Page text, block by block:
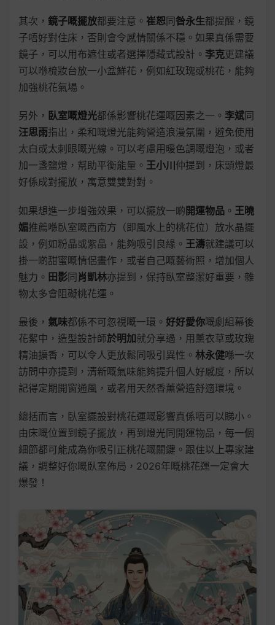
其次， 鏡子嘅擺放都要注意。 崔恕同昝永生都提醒，鏡
子唔好對住床，否則會令感情關係不穩。如果真係需要
鏡子，可以用布遮住或者選擇隱藏式設計。 李克更建議
可以喺梳妝台放一小盆鮮花，例如紅玫瑰或桃花，能夠
加強桃花氣場。
另外， 臥室嘅燈光都係影響桃花運嘅因素之一。 李斌同
汪思雨指出，柔和嘅燈光能夠營造浪漫氛圍，避免使用
太白或太刺眼嘅光線。可以考慮用暖色調嘅燈泡，或者
加一盞鹽燈，幫助平衡能量。 王小川 仲提到，床頭燈最
好係成對擺放，寓意雙雙對對。
如果想進一步增強效果，可以擺放一啲 開運物品 。 王曉
媚推薦喺臥室嘅西南方（即風水上的桃花位）放水晶擺
設，例如粉晶或紫晶，能夠吸引良緣。 王濤就建議可以
掛一啲甜蜜嘅情侶畫作，或者自己嘅藝術照，增加個人
魅力。 田影同肖凱林亦提到，保持臥室整潔好重要，雜
物太多會阻礙桃花運。
最後， 氣味都係不可忽視嘅一環。 好好愛你嘅劇組幕後
花絮中，造型設計師於明加就分享過，用薰衣草或玫瑰
精油擴香，可以令人更放鬆同吸引異性。 林永健喺一次
訪問中亦提到，清新嘅氣味能夠提升個人好感度，所以
記得定期開窗通風，或者用天然香薰營造舒適環境。
總括而言，臥室擺設對桃花運嘅影響真係唔可以睇小。
由床嘅位置到鏡子擺放，再到燈光同開運物品，每一個
細節都可能成為你吸引正桃花嘅關鍵。跟住以上專家建
議，調整好你嘅臥室佈局，2026年嘅桃花運一定會大
爆發！